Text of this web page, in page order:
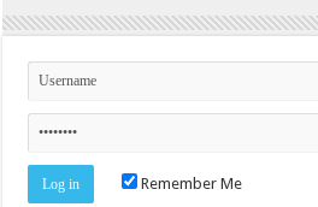
Remember Me